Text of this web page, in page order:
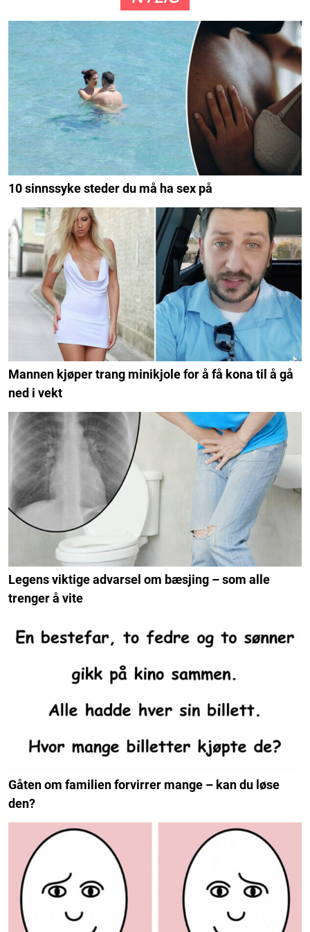
10 sinnssyke steder du må ha sex på
Mannen kjøper trang minikjole for å få kona til å gå
ned i vekt
Legens viktige advarsel om bæsjing – som alle
trenger å vite
Gåten om familien forvirrer mange – kan du løse
den?